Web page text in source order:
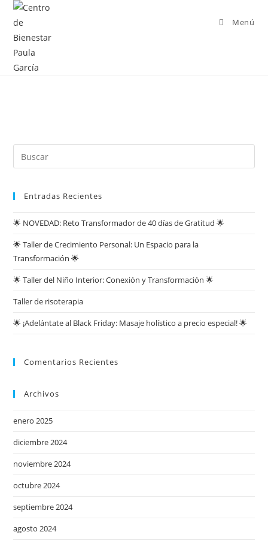
Menú
Entradas Recientes
🌟 NOVEDAD: Reto Transformador de 40 días de Gratitud 🌟
🌟 Taller de Crecimiento Personal: Un Espacio para la
Transformación 🌟
🌟 Taller del Niño Interior: Conexión y Transformación 🌟
Taller de risoterapia
🌟 ¡Adelántate al Black Friday: Masaje holístico a precio especial! 🌟
Comentarios Recientes
Archivos
enero 2025
diciembre 2024
noviembre 2024
octubre 2024
septiembre 2024
agosto 2024